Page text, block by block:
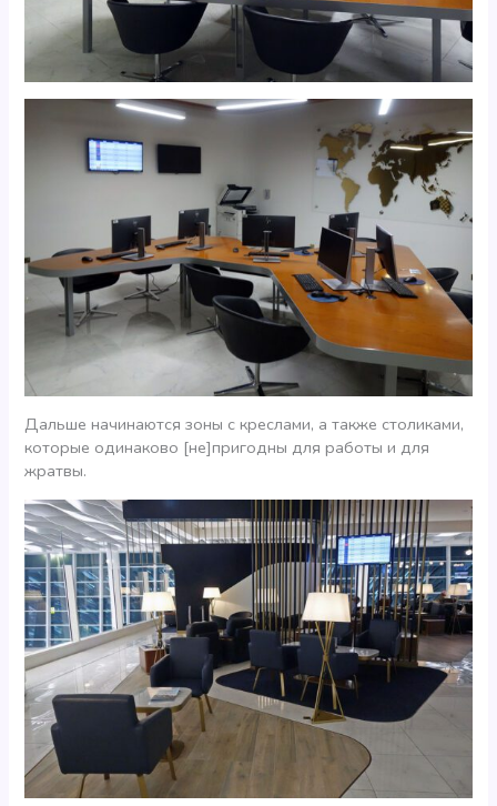
Дальше начинаются зоны с креслами, а также столиками,
которые одинаково [не]пригодны для работы и для
жратвы.